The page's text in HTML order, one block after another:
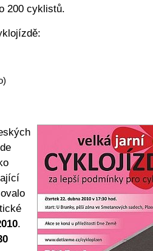
200 cyklistů.
.